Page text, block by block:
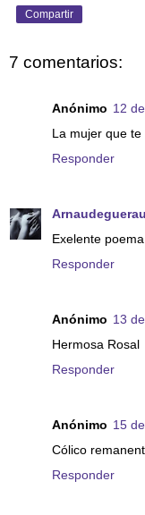
Compartir
7 comentarios:
Anónimo 12
La mujer que te
Responder
Arnaudeguerau
Exelente
Responder
Anónimo 13
Hermosa Rosal
Responder
Anónimo 15
Cólico
Responder